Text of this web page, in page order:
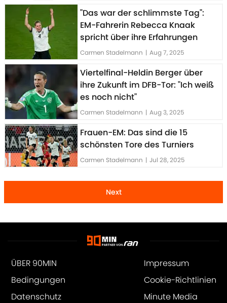
"Das war der schlimmste Tag":
EM-Fahrerin Rebecca Knaak
spricht über ihre Erfahrungen
Carmen Stadelmann | Aug 7, 2025
Viertelfinal-Heldin Berger über
ihre Zukunft im DFB-Tor: "Ich weiß
es noch nicht"
Carmen Stadelmann | Aug 3, 2025
Frauen-EM: Das sind die 15
schönsten Tore des Turniers
Carmen Stadelmann | Jul 28, 2025
Next
ÜBER 90MIN
Impressum
Bedingungen
Cookie-Richtlinien
Datenschutz
Minute Media